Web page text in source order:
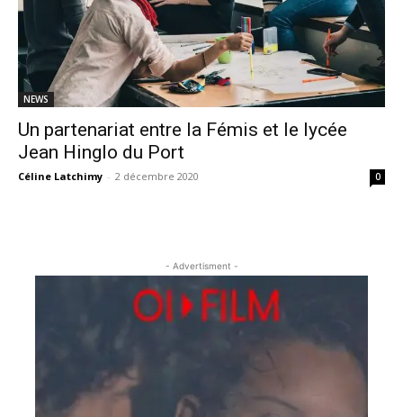
NEWS
Un partenariat entre la Fémis et le lycée
Jean Hinglo du Port
Céline Latchimy - 2 décembre 2020 0
- Advertisment -